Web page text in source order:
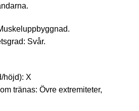
Svår.
höjd): X
tränas: Övre extremiteter,